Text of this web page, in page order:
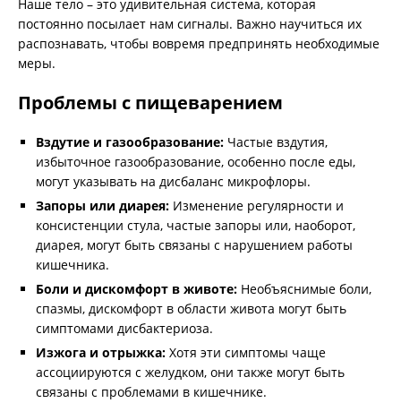
Наше тело – это удивительная система, которая
постоянно посылает нам сигналы. Важно научиться их
распознавать, чтобы вовремя предпринять необходимые
меры.
Проблемы с пищеварением
Вздутие и газообразование: Частые вздутия,
избыточное газообразование, особенно после еды,
могут указывать на дисбаланс микрофлоры.
Запоры или диарея: Изменение регулярности и
консистенции стула, частые запоры или, наоборот,
диарея, могут быть связаны с нарушением работы
кишечника.
Боли и дискомфорт в животе: Необъяснимые боли,
спазмы, дискомфорт в области живота могут быть
симптомами дисбактериоза.
Изжога и отрыжка: Хотя эти симптомы чаще
ассоциируются с желудком, они также могут быть
связаны с проблемами в кишечнике.